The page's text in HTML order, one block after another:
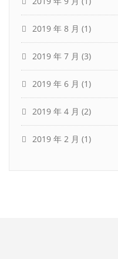
2019 年 8 月 (1)
2019 年 7 月 (3)
2019 年 6 月 (1)
2019 年 4 月 (2)
2019 年 2 月 (1)